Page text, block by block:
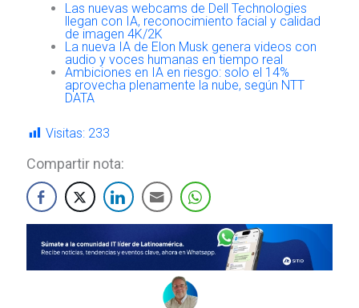
Las nuevas webcams de Dell Technologies
llegan con IA, reconocimiento facial y calidad
de imagen 4K/2K
La nueva IA de Elon Musk genera videos con
audio y voces humanas en tiempo real
Ambiciones en IA en riesgo: solo el 14%
aprovecha plenamente la nube, según NTT
DATA
Visitas: 233
Compartir nota: